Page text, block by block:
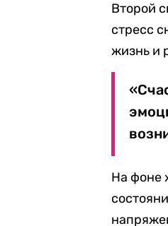
Второй
стресс
жизнь и
На фоне